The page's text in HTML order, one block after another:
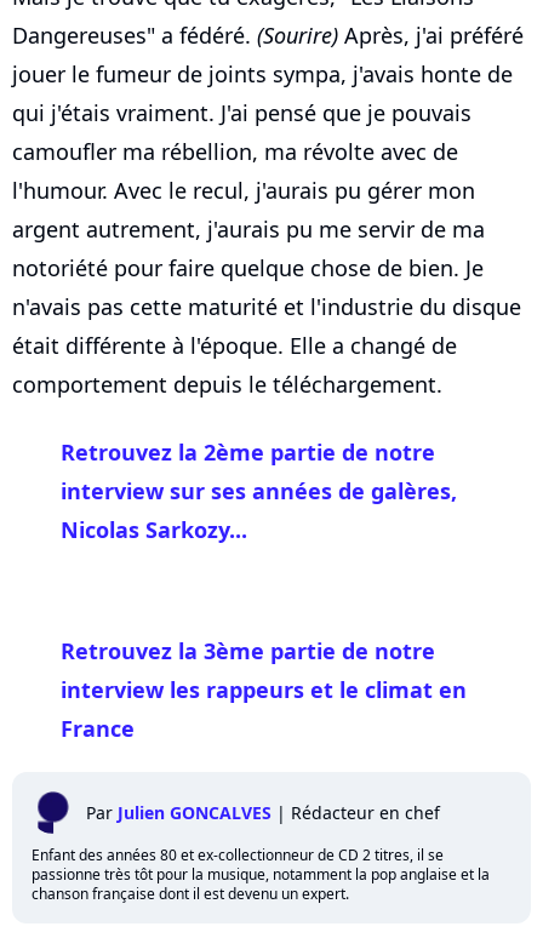
Dangereuses" a fédéré. (Sourire) Après, j'ai préféré
jouer le fumeur de joints sympa, j'avais honte de
qui j'étais vraiment. J'ai pensé que je pouvais
camoufler ma rébellion, ma révolte avec de
l'humour. Avec le recul, j'aurais pu gérer mon
argent autrement, j'aurais pu me servir de ma
notoriété pour faire quelque chose de bien. Je
n'avais pas cette maturité et l'industrie du disque
était différente à l'époque. Elle a changé de
comportement depuis le téléchargement.
Retrouvez la 2ème partie de notre
interview sur ses années de galères,
Nicolas Sarkozy...
Retrouvez la 3ème partie de notre
interview les rappeurs et le climat en
France
Par Julien GONCALVES | Rédacteur en chef
Enfant des années 80 et ex-collectionneur de CD 2 titres, il se
passionne très tôt pour la musique, notamment la pop anglaise et la
chanson française dont il est devenu un expert.